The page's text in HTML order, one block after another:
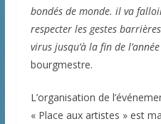
bondés de monde. il va
respecter les gestes
virus jusqu’à la fin de
bourgmestre.
L’organisation de
« Place aux artistes » est